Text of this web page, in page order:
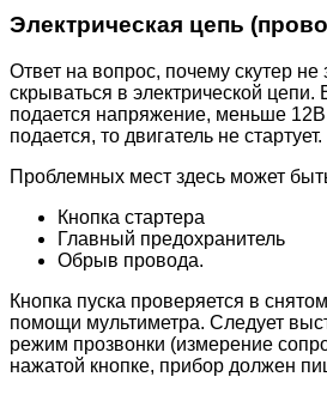
Электрическая цепь
Ответ на вопрос, почему скутер не
скрываться в электрической цепи.
подается напряжение, меньше
подается, то двигатель не стартует.
Проблемных мест здесь может
Кнопка стартера
Главный предохранитель
Обрыв провода.
Кнопка пуска проверяется в
помощи мультиметра. Следует
режим прозвонки (измерение
нажатой кнопке, прибор должен